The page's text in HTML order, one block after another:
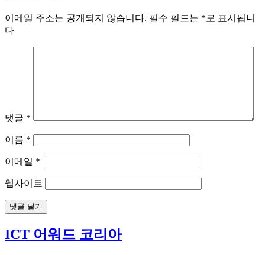
이메일 주소는 공개되지 않습니다. 필수 필드는 *로 표시됩니
다
댓글 *
이름 *
이메일 *
웹사이트
ICT 어워드 코리아